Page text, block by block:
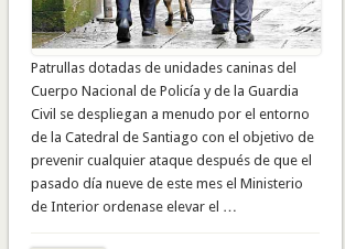
Patrullas dotadas de unidades caninas del
Cuerpo Nacional de Policía y de la Guardia
Civil se despliegan a menudo por el entorno
de la Catedral de Santiago con el objetivo de
prevenir cualquier ataque después de que el
pasado día nueve de este mes el Ministerio
de Interior ordenase elevar el …